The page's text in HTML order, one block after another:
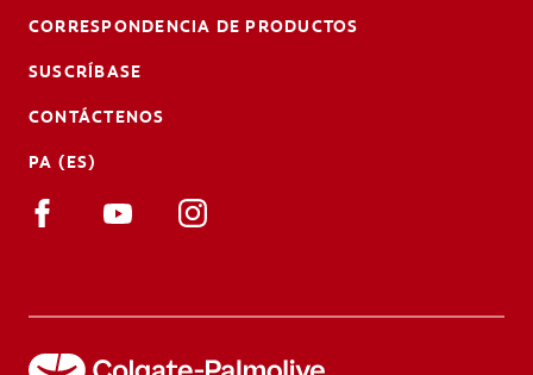
CORRESPONDENCIA DE PRODUCTOS
SUSCRÍBASE
CONTÁCTENOS
PA (ES)